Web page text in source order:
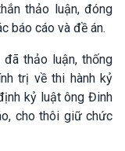
thảo luận, đóng
báo cáo và đề án.
đã thảo luận, thống
trị về thi hành kỷ
kỷ luật ông Đinh
cho thôi giữ chức